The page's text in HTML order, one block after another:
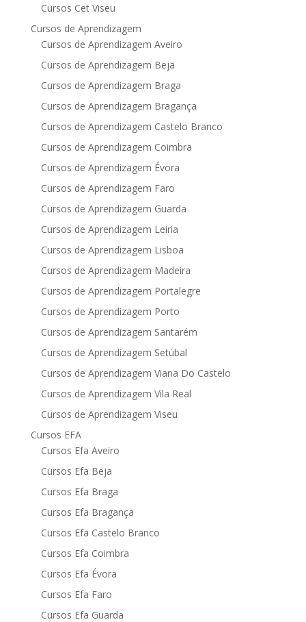
Cursos Cet Viseu
Cursos de Aprendizagem
Cursos de Aprendizagem Aveiro
Cursos de Aprendizagem Beja
Cursos de Aprendizagem Braga
Cursos de Aprendizagem Bragança
Cursos de Aprendizagem Castelo Branco
Cursos de Aprendizagem Coimbra
Cursos de Aprendizagem Évora
Cursos de Aprendizagem Faro
Cursos de Aprendizagem Guarda
Cursos de Aprendizagem Leiria
Cursos de Aprendizagem Lisboa
Cursos de Aprendizagem Madeira
Cursos de Aprendizagem Portalegre
Cursos de Aprendizagem Porto
Cursos de Aprendizagem Santarém
Cursos de Aprendizagem Setúbal
Cursos de Aprendizagem Viana Do Castelo
Cursos de Aprendizagem Vila Real
Cursos de Aprendizagem Viseu
Cursos EFA
Cursos Efa Aveiro
Cursos Efa Beja
Cursos Efa Braga
Cursos Efa Bragança
Cursos Efa Castelo Branco
Cursos Efa Coimbra
Cursos Efa Évora
Cursos Efa Faro
Cursos Efa Guarda